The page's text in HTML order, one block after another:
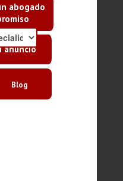
abogado
anuncio
Blog